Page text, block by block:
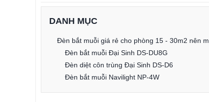
DANH MỤC
Đèn bắt muỗi giá rẻ cho phòng 15 - 30m2 nên
Đèn bắt muỗi Đại Sinh DS-DU8G
Đèn diệt côn trùng Đại Sinh DS-D6
Đèn bắt muỗi Navilight NP-4W